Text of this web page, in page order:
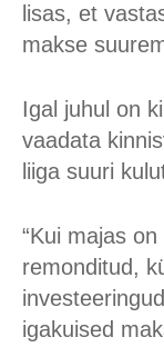
lisas, et
makse
Igal juhul on
vaadata
liiga suuri
“Kui majas
remonditud,
igakuised